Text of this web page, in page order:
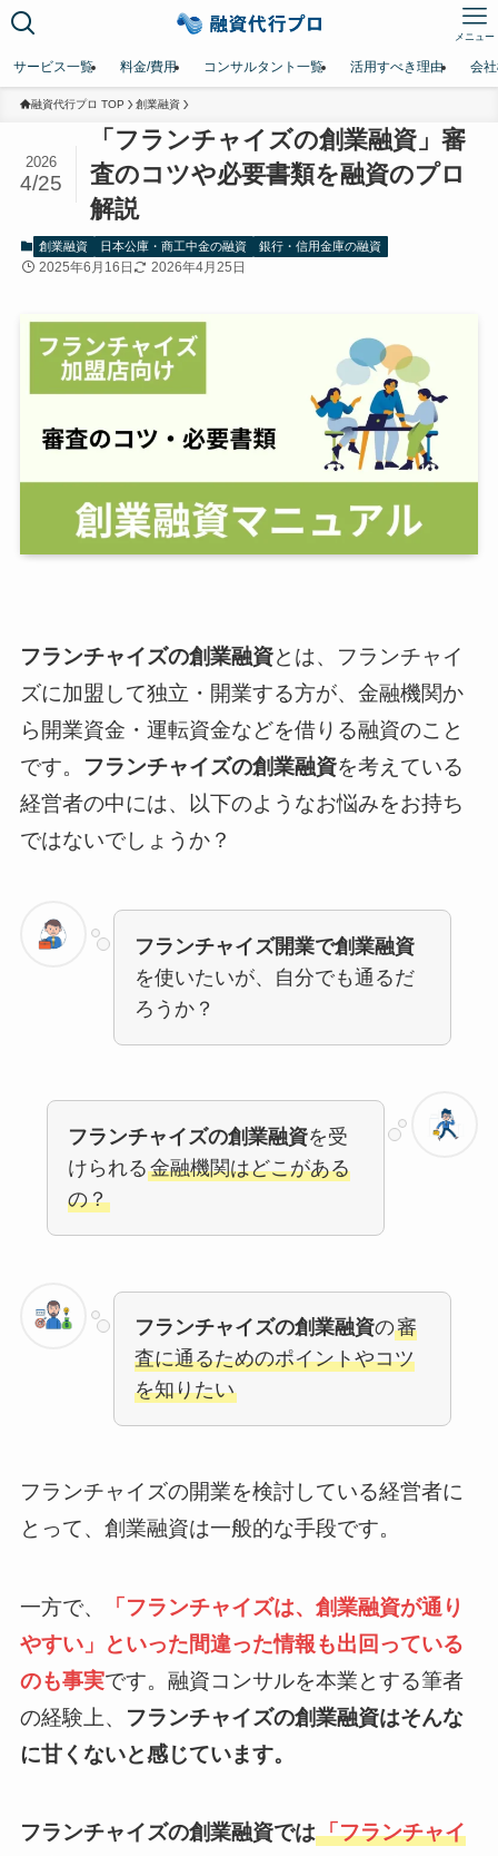
メニュー
サービス一覧 料金/費用 コンサルタント一覧 活用すべき理由 会
融資代行プロ TOP 創業融資
「フランチャイズの創業融資」審
査のコツや必要書類を融資のプロ
解説
2026
4/25
創業融資 日本公庫・商工中金の融資 銀行・信用金庫の融資
2025年6月16日 2026年4月25日
フランチャイズの創業融資とは、フランチャイ
ズに加盟して独立・開業する方が、金融機関か
ら開業資金・運転資金などを借りる融資のこと
です。 フランチャイズの創業融資を考えている
経営者の中には、以下のようなお悩みをお持ち
ではないでしょうか？
フランチャイズ開業で創業融資
を使いたいが、自分でも通るだ
ろうか？
フランチャイズの創業融資を受
けられる金融機関はどこがある
の？
フランチャイズの創業融資の審
査に通るためのポイントやコツ
を知りたい
フランチャイズの開業を検討している経営者に
とって、創業融資は一般的な手段です。
一方で、
「フランチャイズは、創業融資が通り
やすい」といった間違った情報も出回っている
のも事実です。融資コンサルを本業とする筆者
の経験上、 フランチャイズの創業融資はそんな
に甘くないと感じています。
フランチャイズの創業融資では「フランチャイ